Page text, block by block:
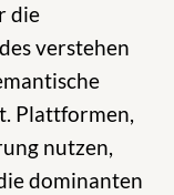
die
verstehen
Plattformen,
nutzen,
dominanten